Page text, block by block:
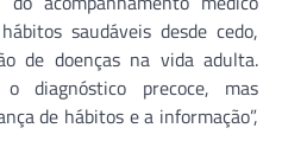
saudáveis desde cedo,
de doenças na vida adulta.
diagnóstico precoce, mas
de hábitos e a informação”,